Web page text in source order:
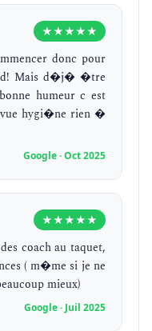
★★★★★
donc pour
Mais d�j� �tre
humeur c est
hygi�ne rien �
Google · Oct 2025
★★★★★
coach au taquet,
( m�me si je ne
mieux)
Google · Juil 2025